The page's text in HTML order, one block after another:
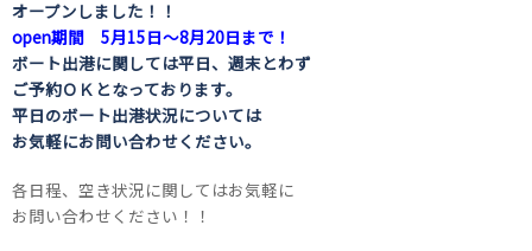
オープンしました！！
open期間 5月15日～8月20日まで！
ボート出港に関しては平日、週末とわず
ご予約ＯＫとなっております。
平日のボート出港状況については
お気軽にお問い合わせください。
各日程、空き状況に関してはお気軽に
お問い合わせください！！